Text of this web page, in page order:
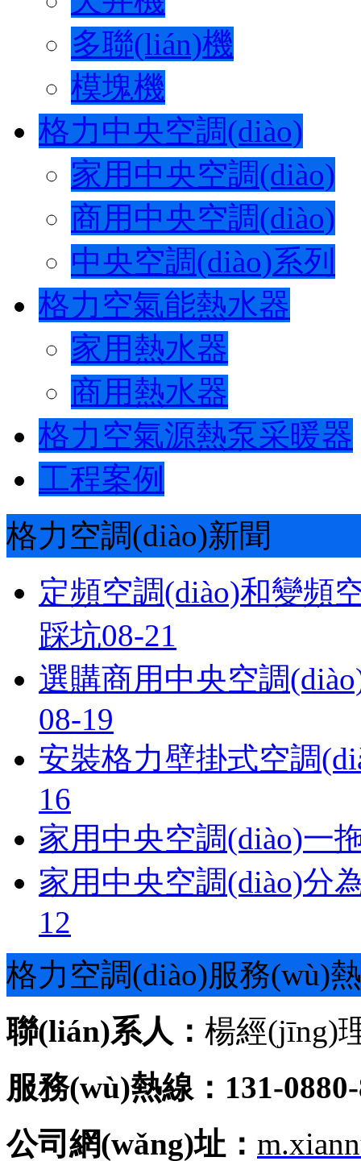
多聯(lián)機
模塊機
格力中央空調(diào)
家用中央空調(diào)
商用中央空調(diào)
中央空調(diào)系列
格力空氣能熱水器
家用熱水器
商用熱水器
格力空氣源熱泵采暖器
工程案例
格力空調(diào)新聞
定頻空調(diào)和變頻
踩坑08-21
選購商用中央空調
08-19
安裝格力壁掛式空調
16
家用中央空調(diào)一
家用中央空調(diào)分
12
格力空調(diào)服務(wù)
聯(lián)系人： 楊經(jīng)
服務(wù)熱線：131-
公司網(wǎng)址：